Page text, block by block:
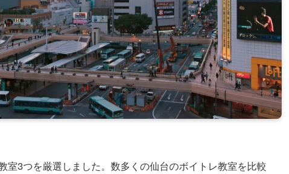
室3つを厳選しました。数多くの仙台のボイトレ教室を比較